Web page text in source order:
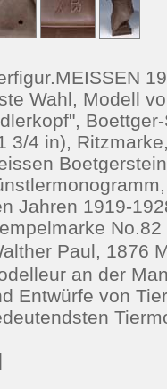
Wahl, Modell
3/4 in),
Jahren 1919-
No.82
Paul, 1876
an der
Entwürfe von